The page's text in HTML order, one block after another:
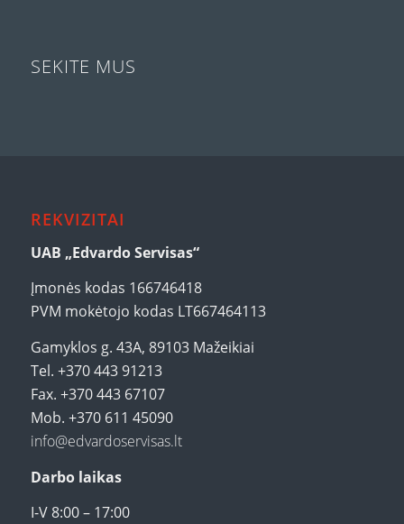
SEKITE MUS
REKVIZITAI
UAB „Edvardo Servisas“
Įmonės kodas 166746418
PVM mokėtojo kodas LT667464113
Gamyklos g. 43A, 89103 Mažeikiai
Tel. +370 443 91213
Fax. +370 443 67107
Mob. +370 611 45090
info@edvardoservisas.lt
Darbo laikas
I-V 8:00 – 17:00